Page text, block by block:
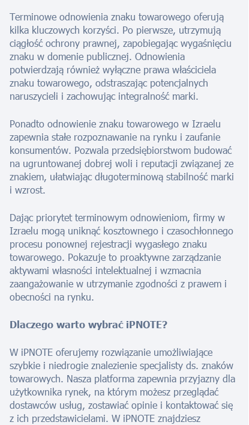
Terminowe odnowienia znaku towarowego oferują
kilka kluczowych korzyści. Po pierwsze, utrzymują
ciągłość ochrony prawnej, zapobiegając wygaśnięciu
znaku w domenie publicznej. Odnowienia
potwierdzają również wyłączne prawa właściciela
znaku towarowego, odstraszając potencjalnych
naruszycieli i zachowując integralność marki.
Ponadto odnowienie znaku towarowego w Izraelu
zapewnia stałe rozpoznawanie na rynku i zaufanie
konsumentów. Pozwala przedsiębiorstwom budować
na ugruntowanej dobrej woli i reputacji związanej ze
znakiem, ułatwiając długoterminową stabilność marki
i wzrost.
Dając priorytet terminowym odnowieniom, firmy w
Izraelu mogą uniknąć kosztownego i czasochłonnego
procesu ponownej rejestracji wygasłego znaku
towarowego. Pokazuje to proaktywne zarządzanie
aktywami własności intelektualnej i wzmacnia
zaangażowanie w utrzymanie zgodności z prawem i
obecności na rynku.
Dlaczego warto wybrać iPNOTE?
W iPNOTE oferujemy rozwiązanie umożliwiające
szybkie i niedrogie znalezienie specjalisty ds. znaków
towarowych. Nasza platforma zapewnia przyjazny dla
użytkownika rynek, na którym możesz przeglądać
dostawców usług, zostawiać opinie i kontaktować się
z ich przedstawicielami. W iPNOTE znajdziesz